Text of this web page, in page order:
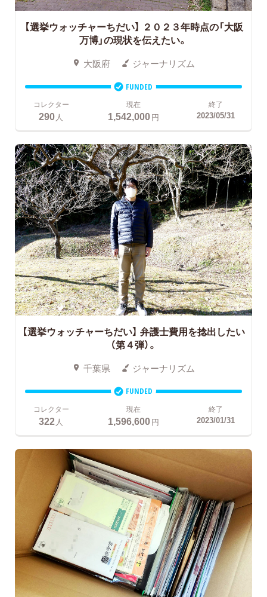
【選挙ウォッチャーちだい】 ２０２３年時点の「大阪
万博」の現状を伝えたい。
大阪府 ジャーナリズム
FUNDED
コレクター
290人
現在
1,542,000円
終了
2023/05/31
【選挙ウォッチャーちだい】 弁護士費用を捻出したい
（第４弾）。
千葉県 ジャーナリズム
FUNDED
コレクター
322 人
現在
1,596,600円
終了
2023/01/31